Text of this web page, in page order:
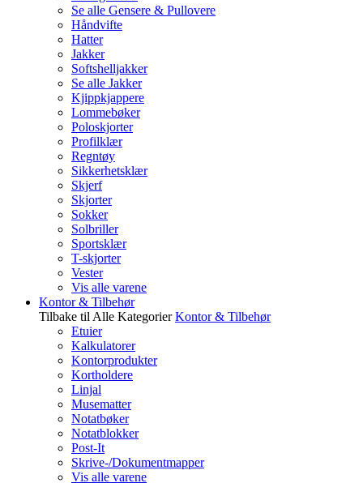
Se alle Gensere & Pullovere
Håndvifte
Hatter
Jakker
Softshelljakker
Se alle Jakker
Kjippkjappere
Lommebøker
Poloskjorter
Profilklær
Regntøy
Sikkerhetsklær
Skjerf
Skjorter
Sokker
Solbriller
Sportsklær
T-skjorter
Vester
Vis alle varene
Kontor & Tilbehør
Tilbake til Alle Kategorier Kontor & Tilbehør
Etuier
Kalkulatorer
Kontorprodukter
Kortholdere
Linjal
Musematter
Notatbøker
Notatblokker
Post-It
Skrive-/Dokumentmapper
Vis alle varene